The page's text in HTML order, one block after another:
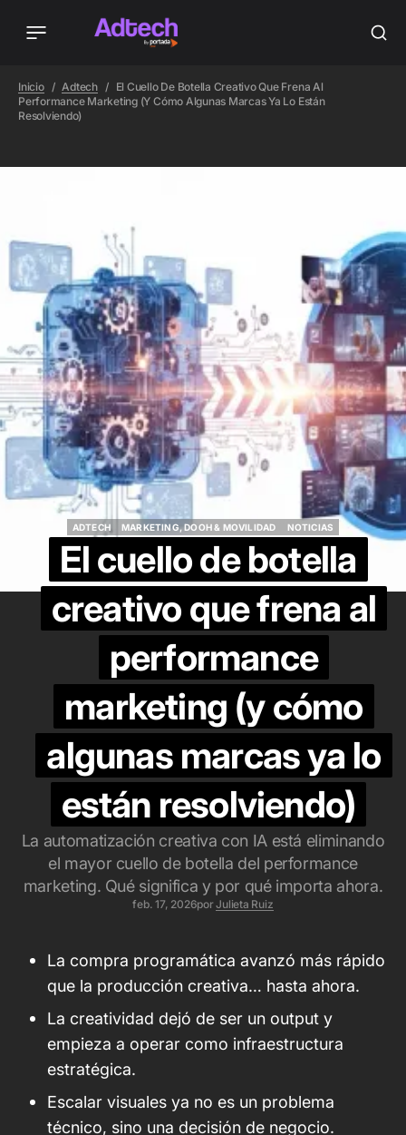
Inicio Adtech
El Cuello De Botella Creativo Que Frena Al
Performance Marketing (y Cómo Algunas Marcas Ya Lo Están
Resolviendo)
ADTECH
MARKETING, DOOH & MOVILIDAD
NOTICIAS
El cuello de botella
creativo que frena al
performance
marketing (y cómo
algunas marcas ya lo
están resolviendo)
La automatización creativa con IA está eliminando
el mayor cuello de botella del performance
marketing. Qué significa y por qué importa ahora.
feb. 17, 2026por Julieta Ruiz
La compra programática avanzó más rápido
que la producción creativa… hasta ahora.
La creatividad dejó de ser un output y
empieza a operar como infraestructura
estratégica.
Escalar visuales ya no es un problema
técnico, sino una decisión de negocio.